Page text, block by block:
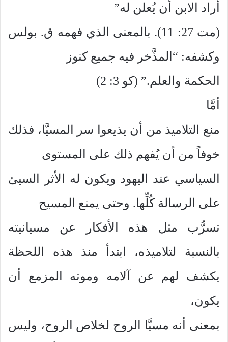
أراد الابن أن يُعلن له”
(مت 27: 11). بالمعنى الذي فهمه ق. بولس
وكشفه: “المذَّخر فيه جميع كنوز
الحكمة والعلم.” (كو 3: 2)
أمَّا
منع التلاميذ من أن يذيعوا سر المسيَّا، فذلك
خوفاً من أن يُفهم ذلك على المستوى
السياسي عند اليهود ويكون له الأثر السيئ
على الرسالة كُلِّها. وحتى يمنع المسيح
تسرُّب مثل هذه الأفكار عن مسيانيته
بالنسبة لتلاميذه،
ابتدأ منذ هذه اللحظة
يكشف لهم عن آلامه وموته المزمع أن
يكون،
بمعنى أنه مسيَّا الروح لخلاص الروح، وليس